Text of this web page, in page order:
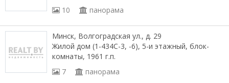
10
панорама
Минск, Волгоградская ул., д. 29
Жилой дом (1-434С-3, -6), 5-и этажный, блок-
комнаты, 1961 г.п.
7
панорама